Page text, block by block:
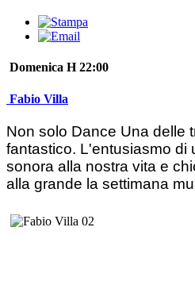
Domenica H 22:00
Fabio Villa
Non solo Dance Una delle
fantastico. L'entusiasmo di
sonora alla nostra vita e
alla grande la settimana